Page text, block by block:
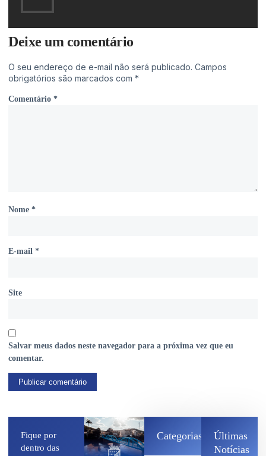
Deixe um comentário
O seu endereço de e-mail não será publicado. Campos
obrigatórios são marcados com *
Comentário *
Nome *
E-mail *
Site
Salvar meus dados neste navegador para a próxima vez que eu
comentar.
Fique por
dentro das
Categorias
Últimas
Notícias